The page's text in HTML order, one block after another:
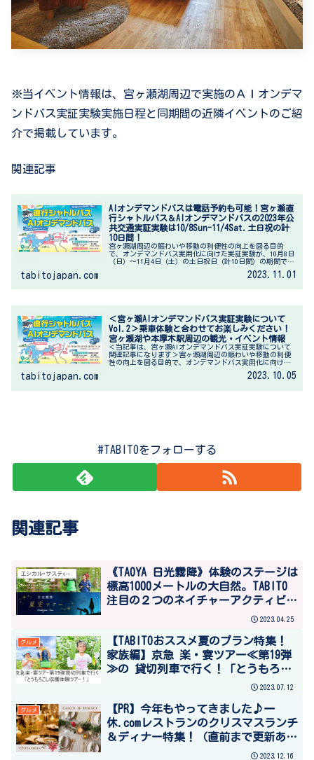
※当イベント情報は、宮ヶ瀬湖周辺で実施のＡＩオンデマ
ンドバス実証実験実施日程と同期間の近隣イベントのご紹
介で掲載しています。
関連記事
AIオンデマンドバスは電話予約も可能！宮ヶ瀬直
行シャトルバス＆AIオンデマンドバスの2023年公
共交通実証実験は10/8Sun-11/4Sat.土日祝の計
10日間！
宮ヶ瀬湖周辺の賑わいや移動の利便性の向上を図る目的
で、オンデマンドバス実用化に向けた実証実験が、10月8日
（日）～11月4日（土）の土日祝日（計10日間）の期間で実
tabitojapan.com 2023.11.01
＜宮ヶ瀬AIオンデマンドバス実証実験について
Vol.2＞乗車体験と合わせてお楽しみください！
宮ヶ瀬湖や本厚木駅周辺の観光・イベント情報
＜当記事は、宮ヶ瀬AIオンデマンドバス実証実験について
関連記事になります＞宮ヶ瀬湖周辺の賑わいや移動の利便
性の向上を図る目的で、オンデマンドバス実用化に向けた
実証実験が、10月8日（日）～11月4日（土）の土日祝日
tabitojapan.com 2023.10.05
#TABITOをフォローする
関連記事
エシカル･サステｨナブル
《TAOYA 日光霧降》体験のステージは
標高1000メートルの大自然。TABITO
注目の２つのネイチャーアクティビテ
2023.04.25
グルメ
【TABITOおススメ夏のプラン特集！
家族編】京急 楽・宴ツアー≪第19弾
≫の 貸切列車で行く！「とうもろこ
2023.07.12
グルメ
【PR】今年もやってきました♪一
休.comレストランのクリスマスランチ
＆ディナー特集！（直前まで更新あ
2023.12.16